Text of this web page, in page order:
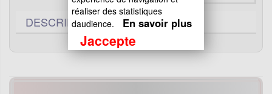
DESCRIPTIF TECHNIQUE0
réaliser des statistiques
daudience.
En savoir plus
Jaccepte